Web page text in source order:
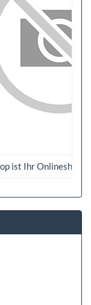
ist Ihr Onlineshop